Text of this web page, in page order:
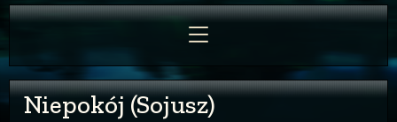
Niepokój (Sojusz)